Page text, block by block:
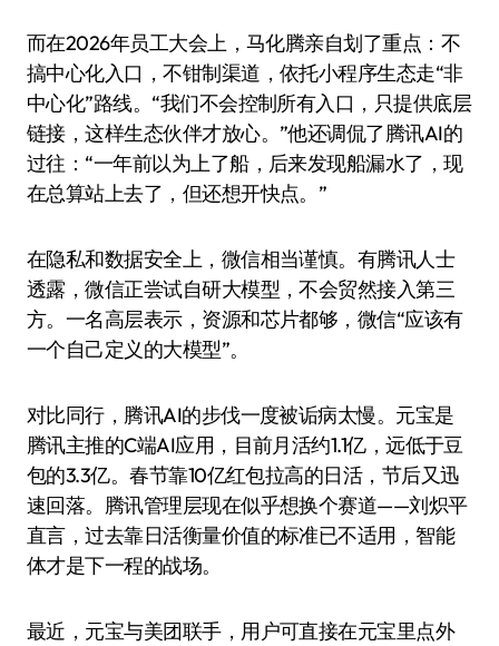
而在2026年员工大会上，马化腾亲自划了重点：不
搞中心化入口，不钳制渠道，依托小程序生态走“非
中心化”路线。“我们不会控制所有入口，只提供底层
链接，这样生态伙伴才放心。”他还调侃了腾讯AI的
过往：“一年前以为上了船，后来发现船漏水了，现
在总算站上去了，但还想开快点。”
在隐私和数据安全上，微信相当谨慎。有腾讯人士
透露，微信正尝试自研大模型，不会贸然接入第三
方。一名高层表示，资源和芯片都够，微信“应该有
一个自己定义的大模型”。
对比同行，腾讯AI的步伐一度被诟病太慢。元宝是
腾讯主推的C端AI应用，目前月活约1.1亿，远低于豆
包的3.3亿。春节靠10亿红包拉高的日活，节后又迅
速回落。腾讯管理层现在似乎想换个赛道——刘炽平
直言，过去靠日活衡量价值的标准已不适用，智能
体才是下一程的战场。
最近，元宝与美团联手，用户可直接在元宝里点外